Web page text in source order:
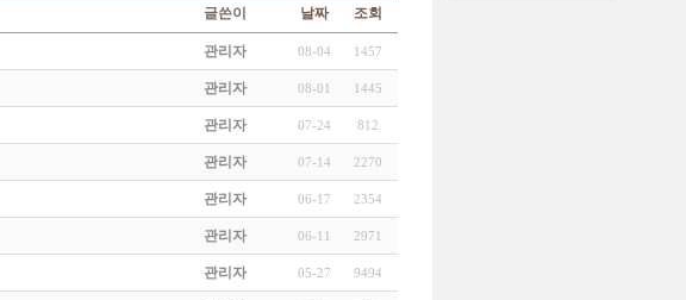
글쓴이 날짜 조회
관리자 08-04 1457
관리자 08-01 1445
관리자 07-24 812
관리자 07-14 2270
관리자 06-17 2354
관리자 06-11 2971
관리자 05-27 9494